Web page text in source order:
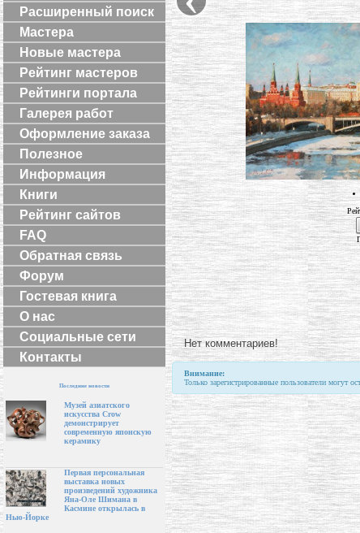
Расширенный поиск
Мастера
Новые мастера
Рейтинг мастеров
Рейтинги портала
Галерея работ
Оформление заказа
Полезное
Информация
Книги
Рейтинг сайтов
FAQ
Обратная связь
Форум
Гостевая книга
О нас
Социальные сети
Контакты
Последние новости
Музей азиатского
искусства Crow
демонстрирует
современную японскую
керамику
Первая персональная
выставка новых
произведений художника
Яна-Оле Шимана в
Касмине открылась в
Нью-Йорке
Нет комментариев!
Внимание:
Только зарегистрированные пользователи могут